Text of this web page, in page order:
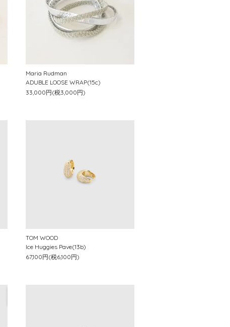
Maria Rudman
ADUBLE LOOSE WRAP(15c)
33,000円(税3,000円)
TOM WOOD
Ice Huggies Pave(13b)
67,100円(税6,100円)